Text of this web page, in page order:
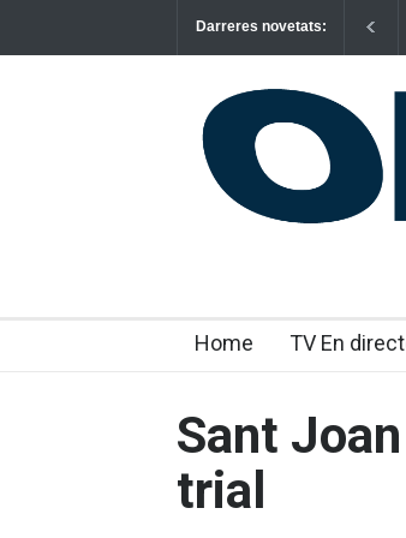
Darreres novetats:
Home TV En
Sant
trial